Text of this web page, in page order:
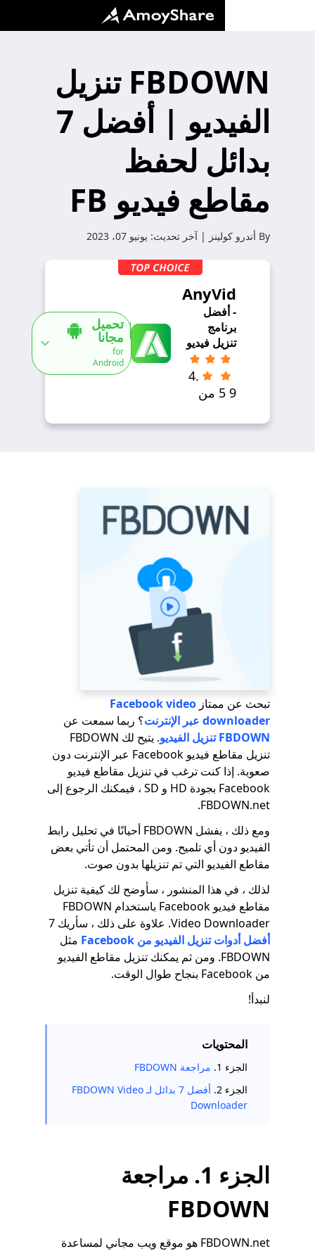
FBDOWN تنزيل
الفيديو | أفضل 7
بدائل لحفظ
مقاطع فيديو FB
أندرو كولينز| آخر تحديث:يونيو 07، 2023
AnyVid
تنزيل فيديو
تحميل
مجانا
for
Android
تبحث عن ممتاز Facebook video
downloader عبر الإنترنت
؟ ربما سمعت عن
FBDOWN تنزيل الفيديو
. يتيح لك FBDOWN
تنزيل مقاطع فيديو Facebook عبر الإنترنت دون
صعوبة. إذا كنت ترغب في تنزيل مقاطع فيديو
Facebook بجودة HD و SD ، فيمكنك الرجوع إلى
FBDOWN.net.
ومع ذلك ، يفشل FBDOWN أحيانًا في تحليل رابط
الفيديو دون أي تلميح. ومن المحتمل أن تأتي بعض
مقاطع الفيديو التي تم تنزيلها بدون صوت.
لذلك ، في هذا المنشور ، سأوضح لك كيفية تنزيل
مقاطع فيديو Facebook باستخدام FBDOWN
Video Downloader. علاوة على ذلك ، سأريك 7
أفضل أدوات تنزيل الفيديو من Facebook
مثل
FBDOWN. ومن ثم يمكنك تنزيل مقاطع الفيديو
المحتويات
مراجعة FBDOWN
أفضل 7 بدائل لـ FBDOWN Video
Downloader
الجزء 1. مراجعة
FBDOWN
FBDOWN.net هو موقع ويب مجاني لمساعدة